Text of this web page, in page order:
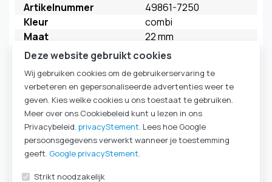
Artikelnummer
49861-7250
Kleur
combi
Maat
22 mm
Merk
FAHL
Verpakkingseenheid
5 stuks
HME Ademweerstand
HighFlow
kleur behuizing
zachtbeige
kleur deksel
donkerblauw
HME Type
HME 22mm
Komt ook voor in
Deze website gebruikt cookies
Wij gebruiken cookies om de gebruikerservaring te
verbeteren en gepersonaliseerde advertenties weer te
geven. Kies welke cookies u ons toestaat te gebruiken.
Meer over ons Cookiebeleid kunt u lezen in ons
Privacybeleid. privacyStement. Lees hoe Google
persoonsgegevens verwerkt wanneer je toestemming
geeft. Google privacyStement.
Strikt noodzakelijk